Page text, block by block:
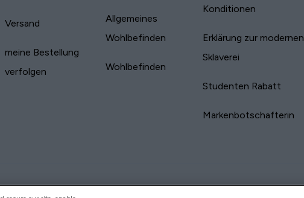
Versand
meine Bestellung
verfolgen
Allgemeines
Wohlbefinden
Wohlbefinden
Konditionen
Erklärung zur modernen
Sklaverei
Studenten Rabatt
Markenbotschafterin
Appointed